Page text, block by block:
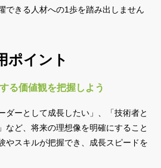
できる人材への1歩を踏み出しません
ポイント
る価値観を把握しよう
ダーとして成長したい」、「技術者と
など、将来の理想像を明確にすること
やスキルが把握でき、成長スピードを